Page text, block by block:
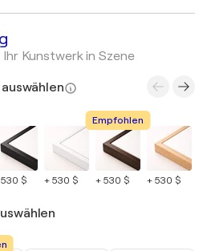
Kunstwerk in Szene
$ + 530 $
Empfohlen
+ 530 $ + 530 $